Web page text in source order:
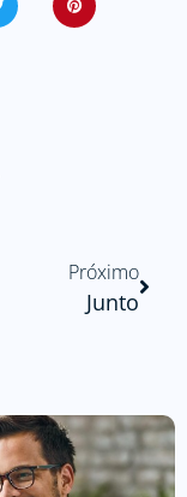
Próximo
Junto